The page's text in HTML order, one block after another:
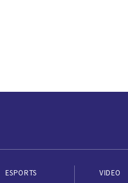
ESPORTS
VIDEO